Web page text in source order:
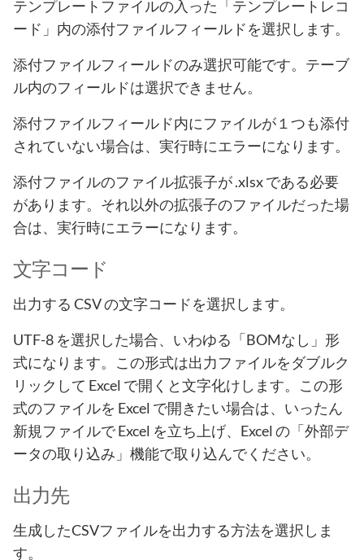
テンプレートファイルの入った「テンプレートレコ
ード」内の添付ファイルフィールドを選択します。
添付ファイルフィールドのみ選択可能です。テーブ
ル内のフィールドは選択できません。
添付ファイルフィールド内にファイルが１つも添付
されていない場合は、実行時にエラーになります。
添付ファイルのファイル拡張子が .xlsx である必要
があります。それ以外の拡張子のファイルだった場
合は、実行時にエラーになります。
文字コード
出力する CSV の文字コードを選択します。
UTF-8 を選択した場合、いわゆる「BOMなし」形
式になります。この形式は出力ファイルをダブルク
リックして Excel で開くと文字化けします。この形
式のファイルを Excel で開きたい場合は、いったん
新規ファイルで Excel を立ち上げ、Excel の「外部デ
ータの取り込み」機能で取り込んでください。
出力先
生成したCSVファイルを出力する方法を選択しま
す。